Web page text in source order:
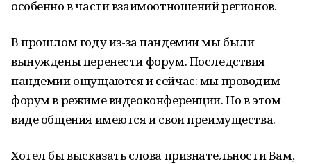
особенно в части взаимоотношений регионов.
В прошлом году из-за пандемии мы были
вынуждены перенести форум. Последствия
пандемии ощущаются и сейчас: мы проводим
форум в режиме видеоконференции. Но в этом
виде общения имеются и свои преимущества.
Хотел бы высказать слова признательности Вам,